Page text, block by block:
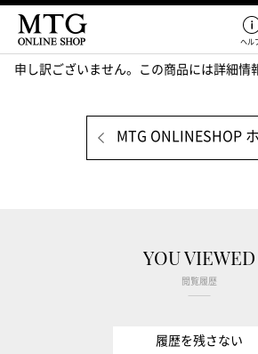
ヘル
申し訳ございません。この商品には詳細情
MTG ONLINESHOP
YOU VIEWED
閲覧履歴
履歴を残さない